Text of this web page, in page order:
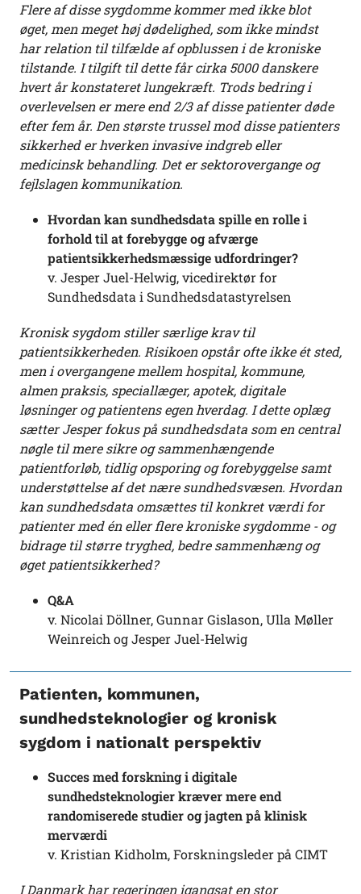
Flere af disse sygdomme kommer med ikke blot
øget, men meget høj dødelighed, som ikke mindst
har relation til tilfælde af opblussen i de kroniske
tilstande. I tilgift til dette får cirka 5000 danskere
hvert år konstateret lungekræft. Trods bedring i
overlevelsen er mere end 2/3 af disse patienter døde
efter fem år. Den største trussel mod disse patienters
sikkerhed er hverken invasive indgreb eller
medicinsk behandling. Det er sektorovergange og
fejlslagen kommunikation.
Hvordan kan sundhedsdata spille en rolle i
forhold til at forebygge og afværge
patientsikkerhedsmæssige udfordringer?
v. Jesper Juel-Helwig, vicedirektør for
Sundhedsdata i Sundhedsdatastyrelsen
Kronisk sygdom stiller særlige krav til
patientsikkerheden. Risikoen opstår ofte ikke ét sted,
men i overgangene mellem hospital, kommune,
almen praksis, speciallæger, apotek, digitale
løsninger og patientens egen hverdag. I dette oplæg
sætter Jesper fokus på sundhedsdata som en central
nøgle til mere sikre og sammenhængende
patientforløb, tidlig opsporing og forebyggelse samt
understøttelse af det nære sundhedsvæsen. Hvordan
kan sundhedsdata omsættes til konkret værdi for
patienter med én eller flere kroniske sygdomme - og
bidrage til større tryghed, bedre sammenhæng og
øget patientsikkerhed?
Q&A
v. Nicolai Döllner, Gunnar Gislason, Ulla Møller
Weinreich og Jesper Juel-Helwig
Patienten, kommunen,
sundhedsteknologier og kronisk
sygdom i nationalt perspektiv
Succes med forskning i digitale
sundhedsteknologier kræver mere end
randomiserede studier og jagten på klinisk
merværdi
v. Kristian Kidholm, Forskningsleder på CIMT
I Danmark har regeringen igangsat en stor